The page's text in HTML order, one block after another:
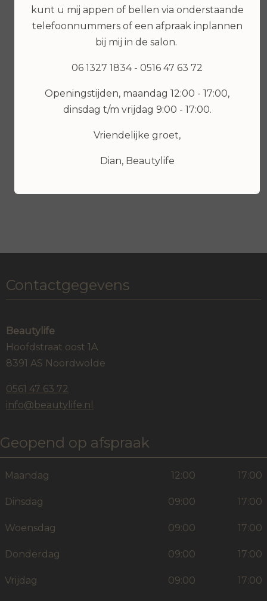
€ 7,99
Bekijken
€ 6,99 € 8,99
Bekijken
Contactgegevens
Beautylife
Hoofdstraat oost 1A
8391 AS Noordwolde
0561 47 63 72
info@beautylife.nl
Geopend op afspraak
Maandag 12:00 17:00
Dinsdag 09:00 17:00
Woensdag 09:00 17:00
Donderdag 09:00 17:00
Vrijdag 09:00 17:00
kunt u mij appen of bellen via onderstaande
telefoonnummers of een afpraak inplannen
bij mij in de salon.
06 1327 1834 - 0516 47 63 72
Openingstijden, maandag 12:00 - 17:00,
dinsdag t/m vrijdag 9:00 - 17:00.
Vriendelijke groet,
Dian, Beautylife